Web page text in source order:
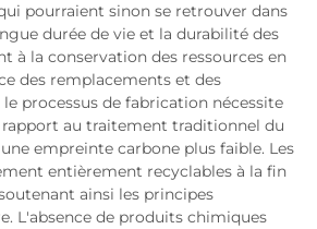
pourraient sinon se retrouver dans
durée de vie et la durabilité des
à la conservation des ressources en
des remplacements et des
processus de fabrication nécessite
au traitement traditionnel du
empreinte carbone plus faible. Les
entièrement recyclables à la fin
ainsi les principes
L'absence de produits chimiques